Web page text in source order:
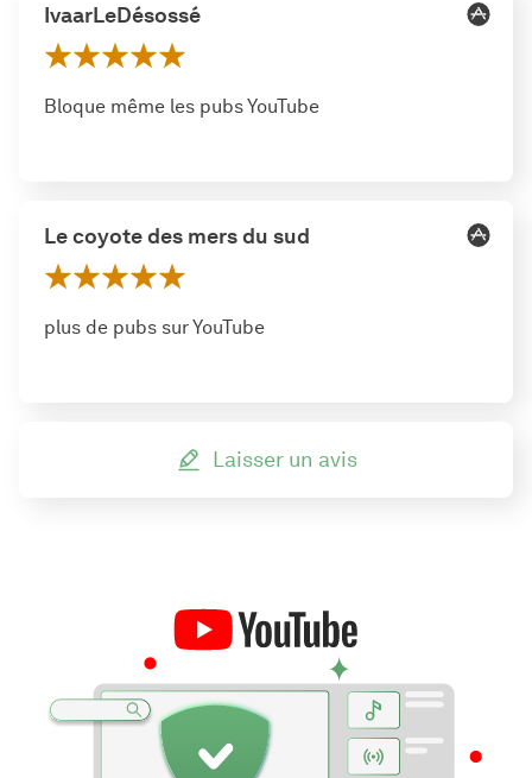
IvaarLeDésossé
Bloque même les pubs YouTube
Le coyote des mers du sud
plus de pubs sur YouTube
Laisser un avis